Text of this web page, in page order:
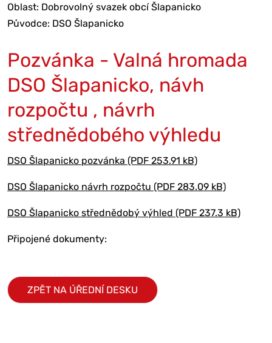
Oblast: Dobrovolný svazek obcí Šlapanicko
Původce: DSO Šlapanicko
Pozvánka - Valná hromada
DSO Šlapanicko, návh
rozpočtu , návrh
střednědobého výhledu
DSO Šlapanicko pozvánka (PDF 253.91 kB)
DSO Šlapanicko návrh rozpočtu (PDF 283.09 kB)
DSO Šlapanicko střednědobý výhled (PDF 237.3 kB)
Připojené dokumenty:
ZPĚT NA ÚŘEDNÍ DESKU